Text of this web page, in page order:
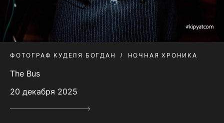
ФОТОГРАФ КУДЕЛЯ БОГДАН НОЧНАЯ ХРОНИКА
The Bus
20 декабря 2025